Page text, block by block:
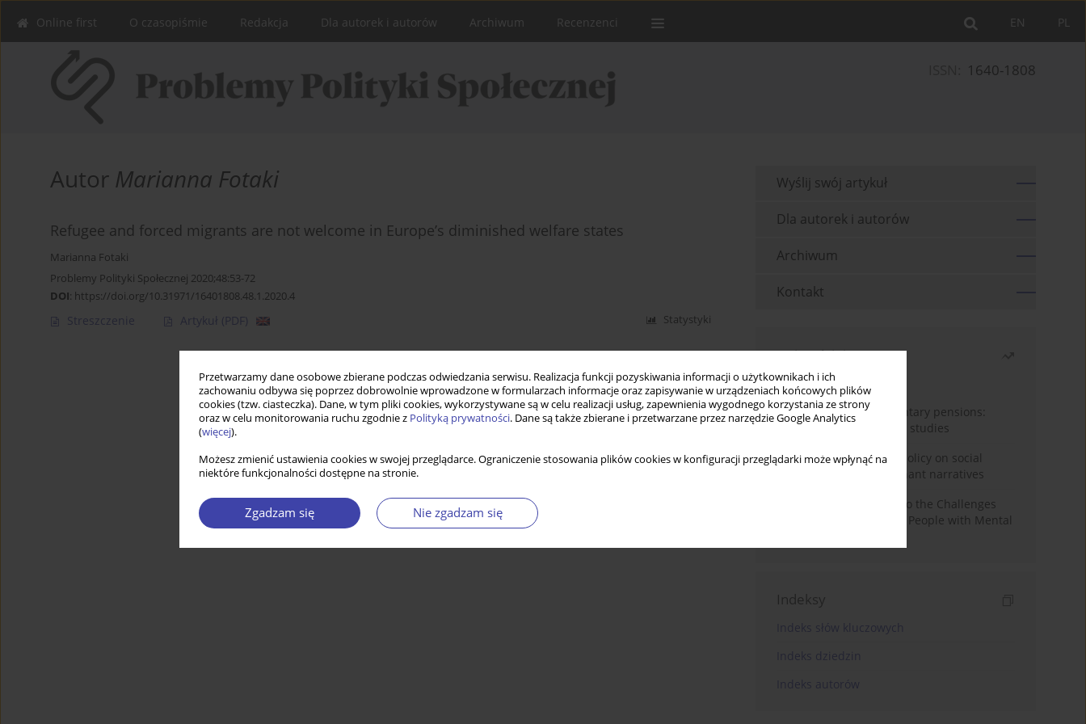
Przetwarzamy dane osobowe zbierane podczas odwiedzania serwisu. Realizacja funkcji pozyskiwania informacji o użytkownikach i ich
zachowaniu odbywa się poprzez dobrowolnie wprowadzone w formularzach informacje oraz zapisywanie w urządzeniach końcowych plików
cookies (tzw. ciasteczka). Dane, w tym pliki cookies, wykorzystywane są w celu realizacji usług, zapewnienia wygodnego korzystania ze strony
oraz w celu monitorowania ruchu zgodnie z Polityką prywatności. Dane są także zbierane i przetwarzane przez narzędzie Google Analytics
(więcej).
Możesz zmienić ustawienia cookies w swojej przeglądarce. Ograniczenie stosowania plików cookies w konfiguracji przeglądarki może wpłynąć na
niektóre funkcjonalności dostępne na stronie.
Zgadzam się Nie zgadzam się
PL
EN
Online first O czasopiśmie Redakcja Dla autorek i autorów Archiwum Recenzenci
1640-1808
Autor Marianna Fotaki
Refugee and forced migrants are not welcome in Europe’s diminished welfare states
Marianna Fotaki
Problemy Polityki Społecznej 2020;48:53-72
DOI: https://doi.org/10.31971/16401808.48.1.2020.4
Streszczenie Artykuł (PDF) Statystyki
Wyślij swój artykuł
Dla autorek i autorów
Archiwum
Kontakt
Najczęściej czytane
Miesiąc
Rok
Auto-enrolment in voluntary pensions:
Comparative OECD case studies
Delegitimizing climate policy on social
media platforms: Dominant narratives
Bibliometric Insights into the Challenges
and Needs of Homeless People with Mental
Indeksy
Indeks słów kluczowych
Indeks dziedzin
Indeks autorów